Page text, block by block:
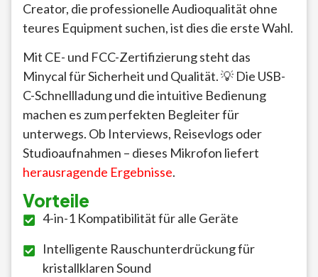
Creator, die professionelle Audioqualität ohne
teures Equipment suchen, ist dies die erste Wahl.
Mit CE- und FCC-Zertifizierung steht das
Minycal für Sicherheit und Qualität. 💡 Die USB-
C-Schnellladung und die intuitive Bedienung
machen es zum perfekten Begleiter für
unterwegs. Ob Interviews, Reisevlogs oder
Studioaufnahmen – dieses Mikrofon liefert
herausragende Ergebnisse.
Vorteile
4-in-1 Kompatibilität für alle Geräte
Intelligente Rauschunterdrückung für
kristallklaren Sound